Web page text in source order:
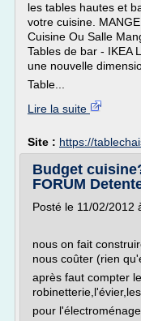
les tables hautes et
votre cuisine.
Cuisine Ou Salle
Tables de bar - IKEA
une nouvelle
Table...
Lire la suite
Site : https://
Budget
FORUM
Posté le 11/02/2012
nous on fait
nous coûter (rien
après faut compter
pour